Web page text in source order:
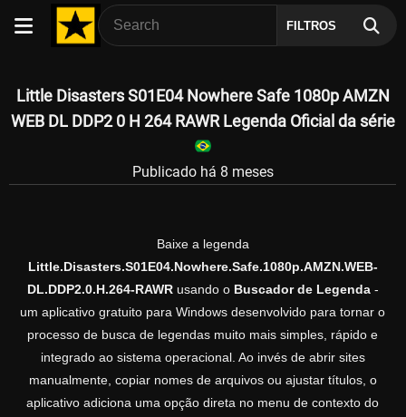
FILTROS
Little Disasters S01E04 Nowhere Safe 1080p AMZN
WEB DL DDP2 0 H 264 RAWR Legenda Oficial da série
Publicado há 8 meses
Baixe a legenda
Little.Disasters.S01E04.Nowhere.Safe.1080p.AMZN.WEB-
DL.DDP2.0.H.264-RAWRusando o Buscador de Legenda-
um aplicativo gratuito para Windows desenvolvido para tornar o
processo de busca de legendas muito mais simples, rápido e
integrado ao sistema operacional. Ao invés de abrir sites
manualmente, copiar nomes de arquivos ou ajustar títulos, o
aplicativo adiciona uma opção direta no menu de contexto do